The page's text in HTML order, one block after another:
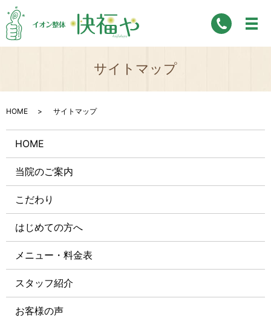
サイトマップ
HOME サイトマップ
HOME
当院のご案内
こだわり
はじめての方へ
メニュー・料金表
スタッフ紹介
お客様の声